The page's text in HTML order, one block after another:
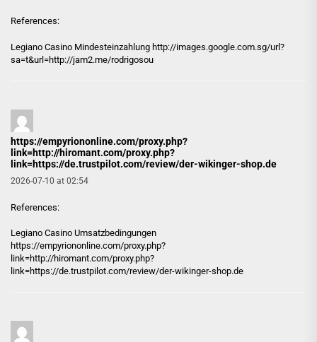
References:
Legiano Casino Mindesteinzahlung http://images.google.com.sg/url?
sa=t&url=http://jam2.me/rodrigosou
https://empyriononline.com/proxy.php?
link=http://hiromant.com/proxy.php?
link=https://de.trustpilot.com/review/der-wikinger-shop.de
2026-07-10 at 02:54
References:
Legiano Casino Umsatzbedingungen
https://empyriononline.com/proxy.php?
link=http://hiromant.com/proxy.php?
link=https://de.trustpilot.com/review/der-wikinger-shop.de